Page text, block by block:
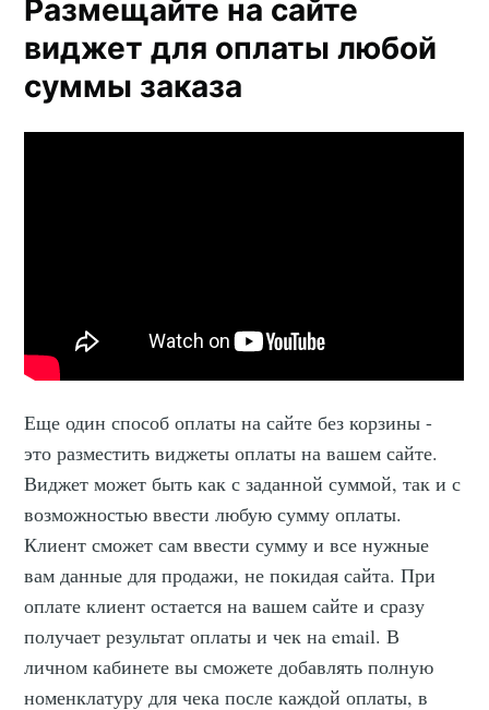
Размещайте на сайте
виджет для оплаты любой
суммы заказа
Еще один способ оплаты на сайте без корзины -
это разместить виджеты оплаты на вашем сайте.
Виджет может быть как с заданной суммой, так и с
возможностью ввести любую сумму оплаты.
Клиент сможет сам ввести сумму и все нужные
вам данные для продажи, не покидая сайта. При
оплате клиент остается на вашем сайте и сразу
получает результат оплаты и чек на email. В
личном кабинете вы сможете добавлять полную
номенклатуру для чека после каждой оплаты, в